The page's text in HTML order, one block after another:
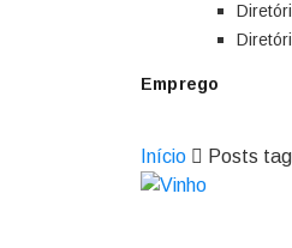
Emprego
Início Posts